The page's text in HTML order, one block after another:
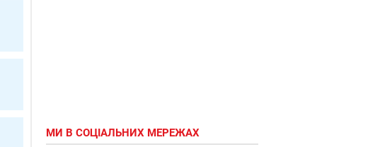
МИ В СОЦІАЛЬНИХ МЕРЕЖАХ